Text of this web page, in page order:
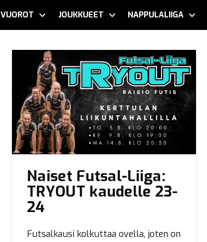
VUOROT JOUKKUEET NAPPULALIIGA
Naiset Futsal-Liiga:
TRYOUT kaudelle 23-
24
Futsalkausi kolkuttaa ovella, joten on